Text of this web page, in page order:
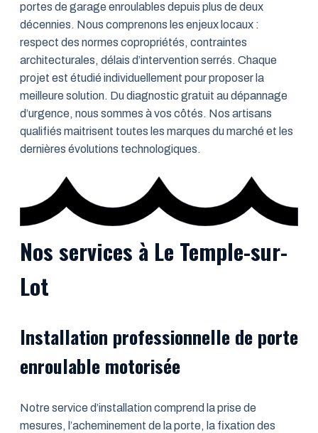
portes de garage enroulables depuis plus de deux
décennies. Nous comprenons les enjeux locaux :
respect des normes copropriétés, contraintes
architecturales, délais d’intervention serrés. Chaque
projet est étudié individuellement pour proposer la
meilleure solution. Du diagnostic gratuit au dépannage
d’urgence, nous sommes à vos côtés. Nos artisans
qualifiés maitrisent toutes les marques du marché et les
dernières évolutions technologiques.
Nos services à Le Temple-sur-
Lot
Installation professionnelle de porte
enroulable motorisée
Notre service d’installation comprend la prise de
mesures, l’acheminement de la porte, la fixation des